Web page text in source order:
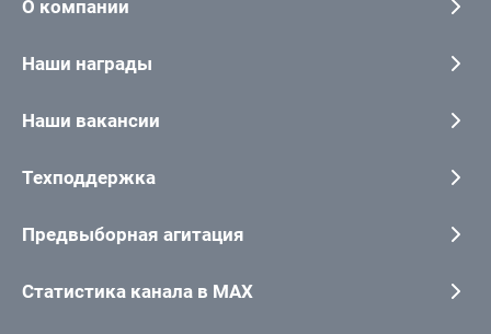
О компании
Наши награды
Наши вакансии
Техподдержка
Предвыборная агитация
Статистика канала в MAX